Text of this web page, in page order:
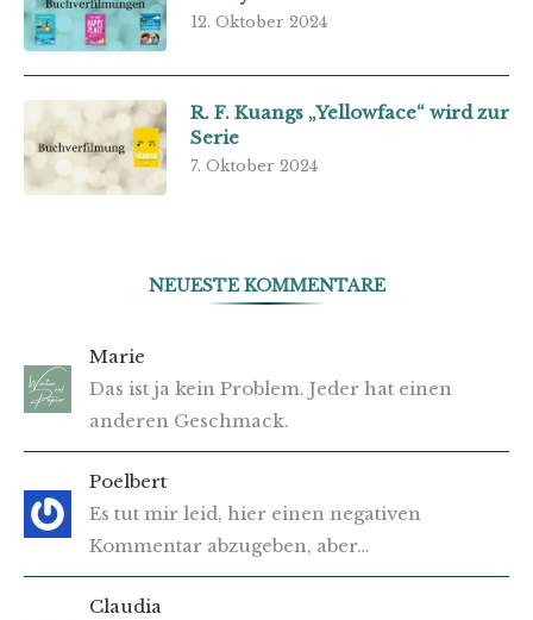
12. Oktober 2024
R. F. Kuangs „Yellowface“ wird zur
Serie
7. Oktober 2024
NEUESTE KOMMENTARE
Marie
Das ist ja kein Problem. Jeder hat einen
anderen Geschmack.
Poelbert
Es tut mir leid, hier einen negativen
Kommentar abzugeben, aber…
Claudia